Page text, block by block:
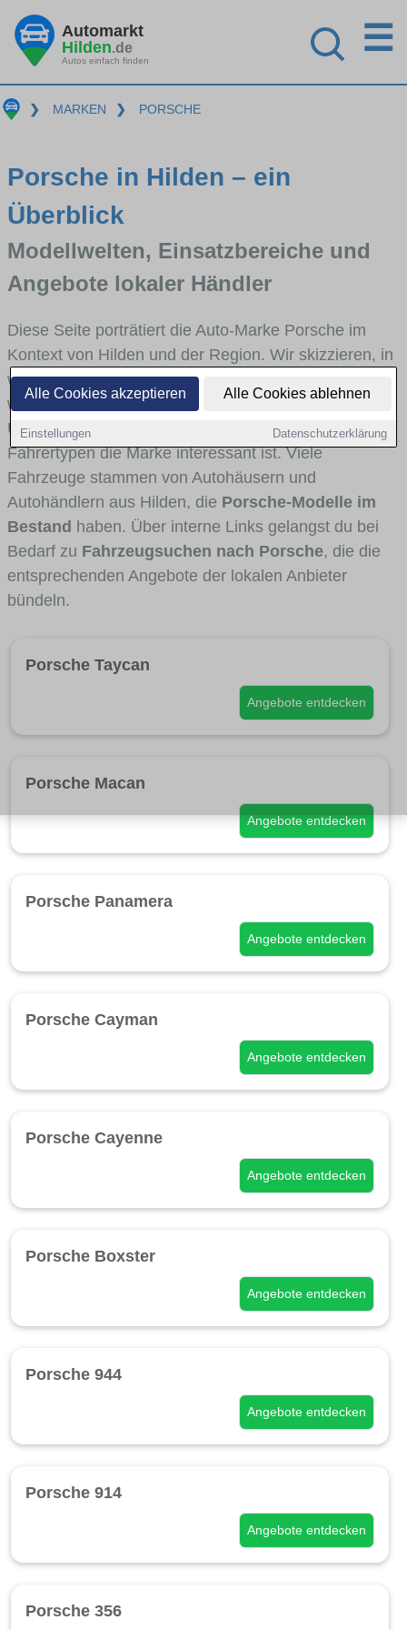
Alle Cookies akzeptieren Alle Cookies ablehnen
Einstellungen Datenschutzerklärung
Automarkt
Hilden.de
Autos einfach finden
☰
❯ MARKEN ❯ PORSCHE
Porsche in Hilden – ein
Überblick
Modellwelten, Einsatzbereiche und
Angebote lokaler Händler
Diese Seite porträtiert die Auto-Marke Porsche im
Kontext von Hilden und der Region. Wir skizzieren, in
welchen Fahrzeugklassen Porsche stark vertreten ist,
welche Modellreihen häufig im Stadt- und
Umlandverkehr zu sehen sind und für welche
Fahrertypen die Marke interessant ist. Viele
Fahrzeuge stammen von Autohäusern und
Autohändlern aus Hilden, die Porsche-Modelle im
Bestand haben. Über interne Links gelangst du bei
Bedarf zu Fahrzeugsuchen nach Porsche, die die
entsprechenden Angebote der lokalen Anbieter
bündeln.
Porsche Taycan
Angebote entdecken
Porsche Macan
Angebote entdecken
Porsche Panamera
Angebote entdecken
Porsche Cayman
Angebote entdecken
Porsche Cayenne
Angebote entdecken
Porsche Boxster
Angebote entdecken
Porsche 944
Angebote entdecken
Porsche 914
Angebote entdecken
Porsche 356